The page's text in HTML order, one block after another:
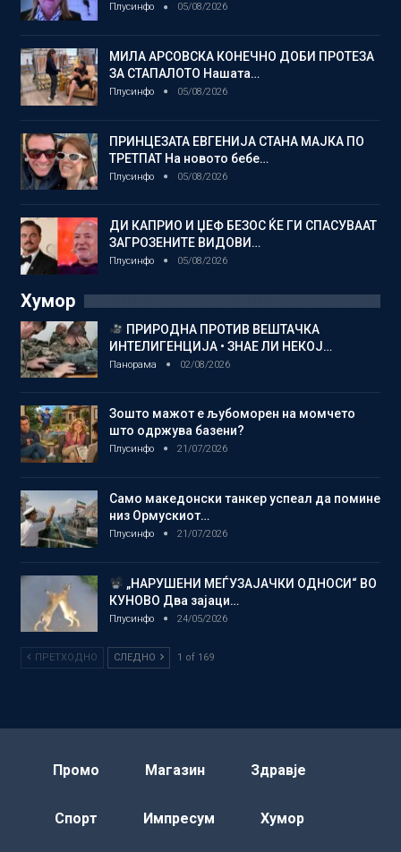
Плусинфо 05/08/2026
МИЛА АРСОВСКА КОНЕЧНО ДОБИ ПРОТЕЗА
ЗА СТАПАЛОТО Нашата…
Плусинфо 05/08/2026
ПРИНЦЕЗАТА ЕВГЕНИЈА СТАНА МАЈКА ПО
ТРЕТПАТ На новото бебе…
Плусинфо 05/08/2026
ДИ КАПРИО И ЏЕФ БЕЗОС ЌЕ ГИ СПАСУВААТ
ЗАГРОЗЕНИТЕ ВИДОВИ…
Плусинфо 05/08/2026
Хумор
ПРИРОДНА ПРОТИВ ВЕШТАЧКА
ИНТЕЛИГЕНЦИЈА • ЗНАЕ ЛИ НЕКОЈ…
Панорама 02/08/2026
Зошто мажот е љубоморен на момчето
што одржува базени?
Плусинфо 21/07/2026
Само македонски танкер успеал да помине
низ Ормускиот…
Плусинфо 21/07/2026
„НАРУШЕНИ МЕЃУЗАЈАЧКИ ОДНОСИ“ ВО
КУНОВО Два зајаци…
Плусинфо 24/05/2026
ПРЕТХОДНО СЛЕДНО 1 of 169
Промо Магазин Здравје
Спорт Импресум Хумор